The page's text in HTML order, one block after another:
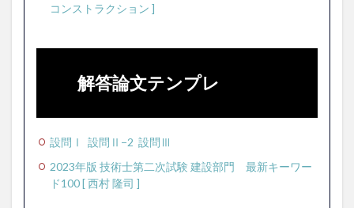
コンストラクション ]
解答論文テンプレ
設問Ⅰ 設問Ⅱ−2 設問Ⅲ
2023年版 技術士第二次試験 建設部門 最新キーワー
ド100 [ 西村 隆司 ]